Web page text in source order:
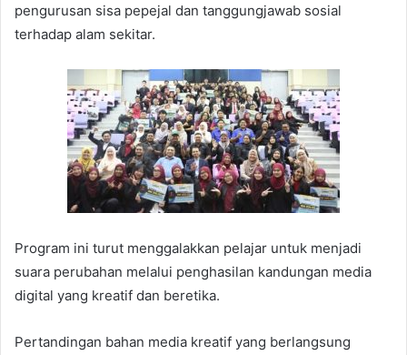
pengurusan sisa pepejal dan tanggungjawab sosial
terhadap alam sekitar.
Program ini turut menggalakkan pelajar untuk menjadi
suara perubahan melalui penghasilan kandungan media
digital yang kreatif dan beretika.
Pertandingan bahan media kreatif yang berlangsung